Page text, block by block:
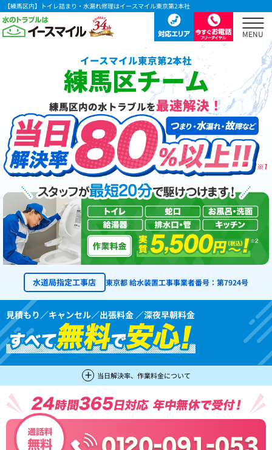
【練馬区内】トイレ詰まり・水漏れ修理はイースマイル東京第2本社
イースマイル東京第2本社
練馬区チーム
練馬区内の水トラブルを最速解決！
水道局指定工事店 東京都 給水装置工事事業者番号：第7924号
見積もり／キャンセル／出張料金 ／深夜早朝料金
当日解決率、作業料金について